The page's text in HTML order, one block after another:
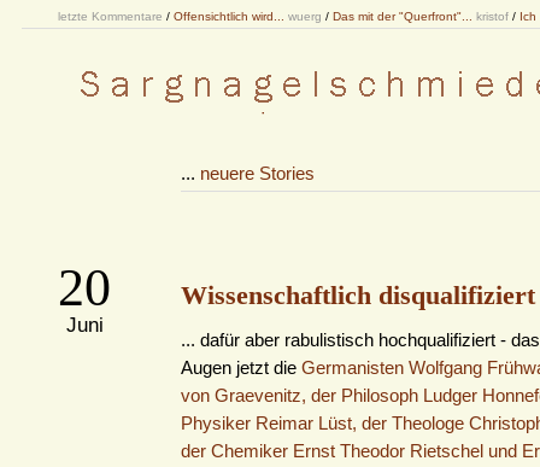
letzte Kommentare / Offensichtlich wird... wuerg / Das mit der "Querfront"... kristof / Ich
... neuere Stories
20
Juni
Wissenschaftlich
... dafür aber rabulistisch hochqualifiziert -
Augen jetzt die Germanisten Wolfgang
von Graevenitz, der Philosoph Ludger
Physiker Reimar Lüst, der Theologe
der Chemiker Ernst Theodor Rietschel und